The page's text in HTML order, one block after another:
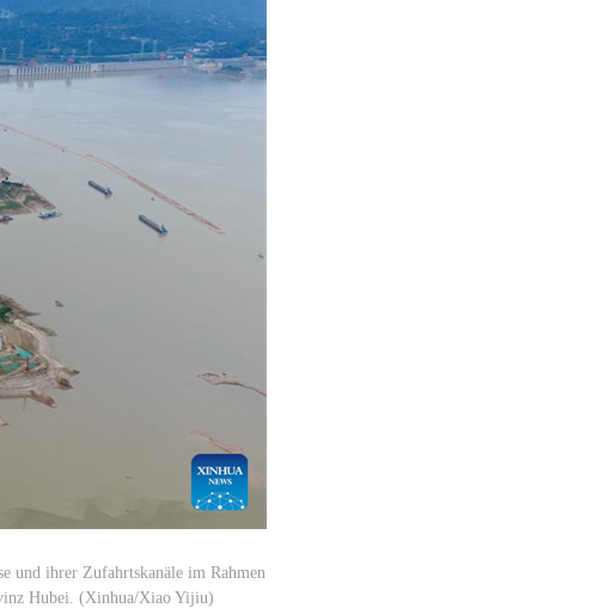
und ihrer Zufahrtskanäle im Rahmen
Hubei. (Xinhua/Xiao Yijiu)